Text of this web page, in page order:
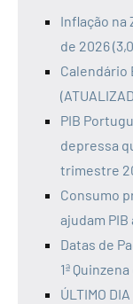
Inflação na
de 2026
Calendário
PIB
depressa
trimestre
Consumo
ajudam
Datas de
1ª
ÚLTIMO